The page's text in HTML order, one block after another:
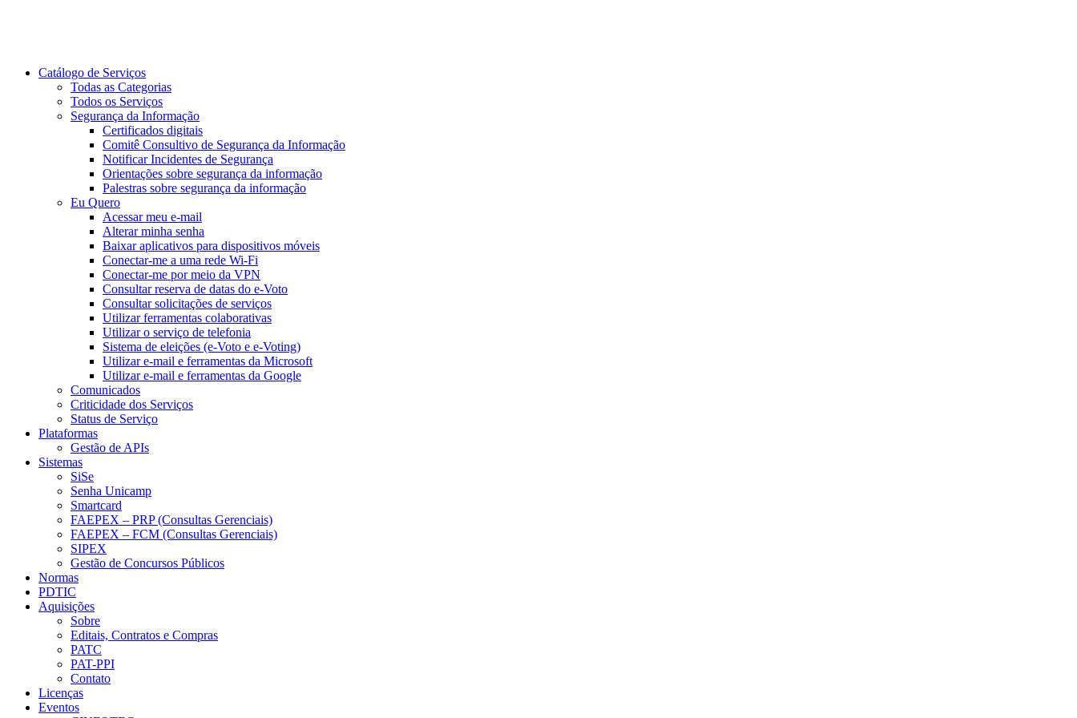
Catálogo de Serviços
Todas as Categorias
Todos os Serviços
Segurança da Informação
Certificados digitais
Comitê Consultivo de Segurança da Informação
Notificar Incidentes de Segurança
Orientações sobre segurança da informação
Palestras sobre segurança da informação
Eu Quero
Acessar meu e-mail
Alterar minha senha
Baixar aplicativos para dispositivos móveis
Conectar-me a uma rede Wi-Fi
Conectar-me por meio da VPN
Consultar reserva de datas do e-Voto
Consultar solicitações de serviços
Utilizar ferramentas colaborativas
Utilizar o serviço de telefonia
Sistema de eleições (e-Voto e e-Voting)
Utilizar e-mail e ferramentas da Microsoft
Utilizar e-mail e ferramentas da Google
Comunicados
Criticidade dos Serviços
Status de Serviço
Plataformas
Gestão de APIs
Sistemas
SiSe
Senha Unicamp
Smartcard
FAEPEX – PRP (Consultas Gerenciais)
FAEPEX – FCM (Consultas Gerenciais)
SIPEX
Gestão de Concursos Públicos
Normas
PDTIC
Aquisições
Sobre
Editais, Contratos e Compras
PATC
PAT-PPI
Contato
Licenças
Eventos